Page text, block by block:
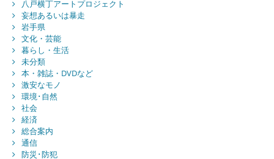
八戸横丁アートプロジェクト
妄想あるいは暴走
岩手県
文化・芸能
暮らし・生活
未分類
本・雑誌・DVDなど
激安なモノ
環境･自然
社会
経済
総合案内
通信
防災･防犯